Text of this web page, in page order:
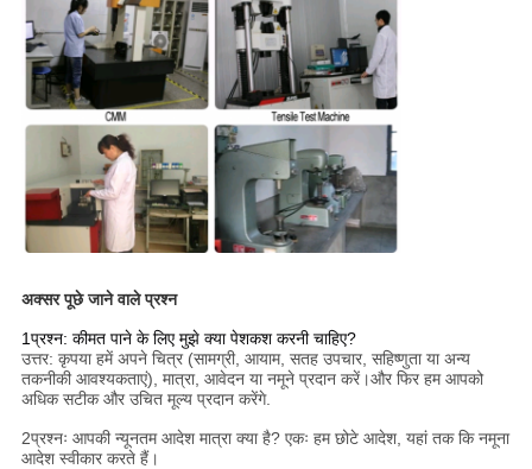
अक्सर पूछे जाने वाले प्रश्न
1प्रश्न: कीमत पाने के लिए मुझे क्या पेशकश करनी चाहिए?
उत्तर: कृपया हमें अपने चित्र (सामग्री, आयाम, सतह उपचार, सहिष्णुता या अन्य
तकनीकी आवश्यकताएं), मात्रा, आवेदन या नमूने प्रदान करें।और फिर हम आपको
अधिक सटीक और उचित मूल्य प्रदान करेंगे.
2प्रश्नः आपकी न्यूनतम आदेश मात्रा क्या है? एकः हम छोटे आदेश, यहां तक कि नमूना
आदेश स्वीकार करते हैं।